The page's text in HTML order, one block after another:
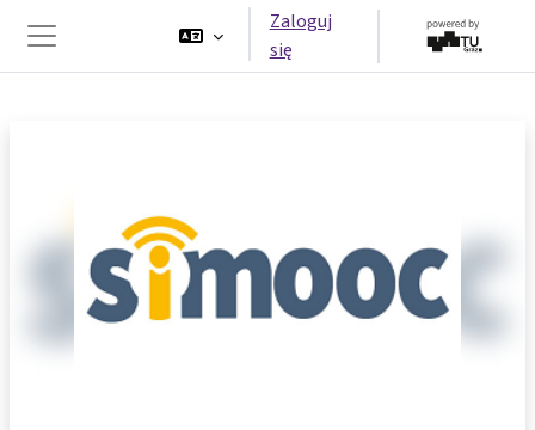
Przejdź do głównej zawartości
Panel boczny
Zaloguj
się